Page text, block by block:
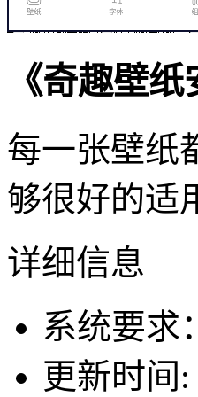
《奇趣壁
每一张壁纸
够很好的适
详细信息
系统要求
更新时间: